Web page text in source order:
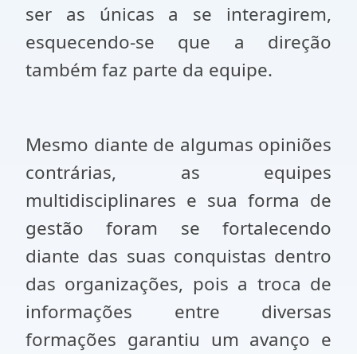
ser as únicas a se interagirem,
esquecendo-se que a direção
também faz parte da equipe.
Mesmo diante de algumas opiniões
contrárias, as equipes
multidisciplinares e sua forma de
gestão foram se fortalecendo
diante das suas conquistas dentro
das organizações, pois a troca de
informações entre diversas
formações garantiu um avanço e